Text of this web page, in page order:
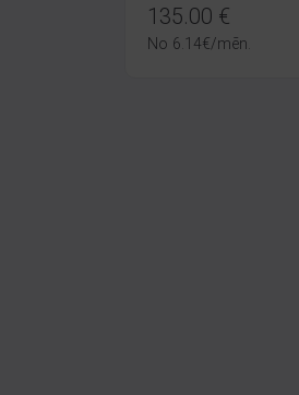
135.00 €
No 6.14€/mēn.